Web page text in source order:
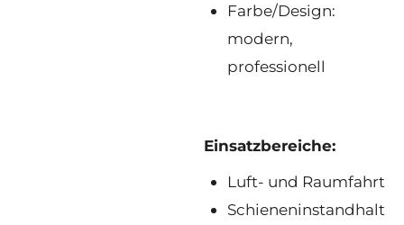
Farbe/Design:
modern,
professionell
Einsatzbereiche:
Luft- und Raumfahrt
Schieneninstandhalt